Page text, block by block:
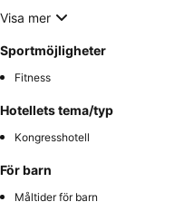
Visa mer
Sportmöjligheter
Fitness
Hotellets tema/typ
Kongresshotell
För barn
Måltider för barn